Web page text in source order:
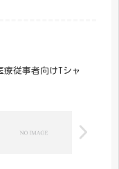
療従事者向けTシャ